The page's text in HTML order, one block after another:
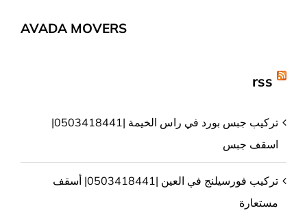
AVADA MOVERS
rss
تركيب جبس بورد في راس الخيمة |0503418441|
اسقف جبس
تركيب فورسيلنج في العين |0503418441| أسقف
مستعارة